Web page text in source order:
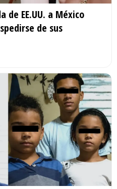
de EE.UU. a México
de sus